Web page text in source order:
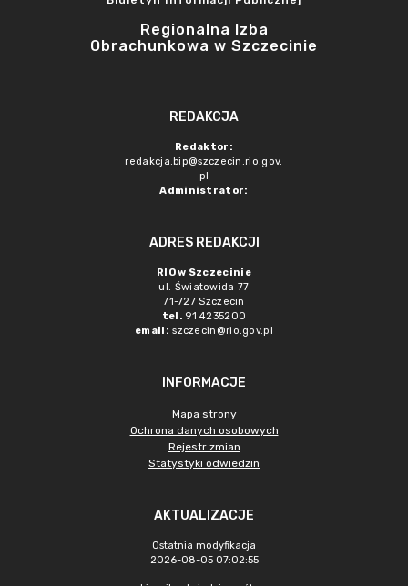
Regionalna Izba
Obrachunkowa w Szczecinie
REDAKCJA
Redaktor:
redakcja.bip@szczecin.rio.gov.
pl
Administrator:
ADRES REDAKCJI
RIO w Szczecinie
ul. Światowida 77
71-727 Szczecin
tel. 91 4235200
email: szczecin@rio.gov.pl
INFORMACJE
Mapa strony
Ochrona danych osobowych
Rejestr zmian
Statystyki odwiedzin
AKTUALIZACJE
Ostatnia modyfikacja
2026-08-05 07:02:55